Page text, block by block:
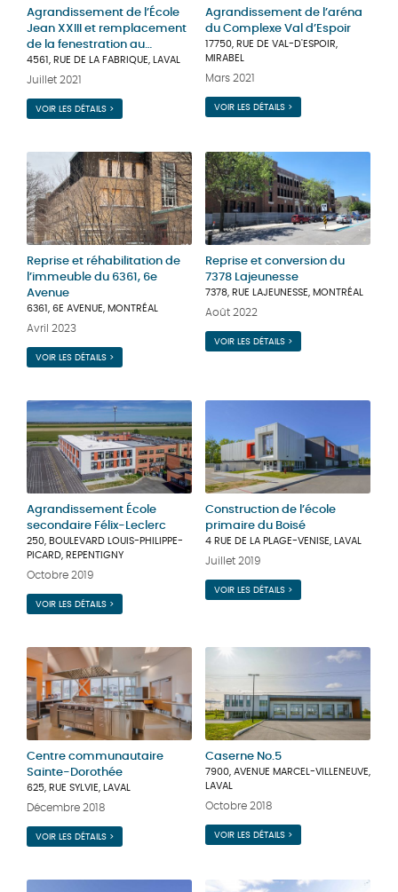
Agrandissement de l’École
Jean XXIII et remplacement
de la fenestration au
bâtiment existant
4561, RUE DE LA FABRIQUE, LAVAL
Juillet 2021
VOIR LES DÉTAILS >
Agrandissement de l’aréna
du Complexe Val d’Espoir
17750, RUE DE VAL-D'ESPOIR,
MIRABEL
Mars 2021
VOIR LES DÉTAILS >
Reprise et réhabilitation de
l’immeuble du 6361, 6e
Avenue
6361, 6E AVENUE, MONTRÉAL
Avril 2023
VOIR LES DÉTAILS >
Reprise et conversion du
7378 Lajeunesse
7378, RUE LAJEUNESSE, MONTRÉAL
Août 2022
VOIR LES DÉTAILS >
Agrandissement École
secondaire Félix-Leclerc
250, BOULEVARD LOUIS-PHILIPPE-
PICARD, REPENTIGNY
Octobre 2019
VOIR LES DÉTAILS >
Construction de l’école
primaire du Boisé
4 RUE DE LA PLAGE-VENISE, LAVAL
Juillet 2019
VOIR LES DÉTAILS >
Centre communautaire
Sainte-Dorothée
625, RUE SYLVIE, LAVAL
Décembre 2018
VOIR LES DÉTAILS >
Caserne No.5
7900, AVENUE MARCEL-VILLENEUVE,
LAVAL
Octobre 2018
VOIR LES DÉTAILS >